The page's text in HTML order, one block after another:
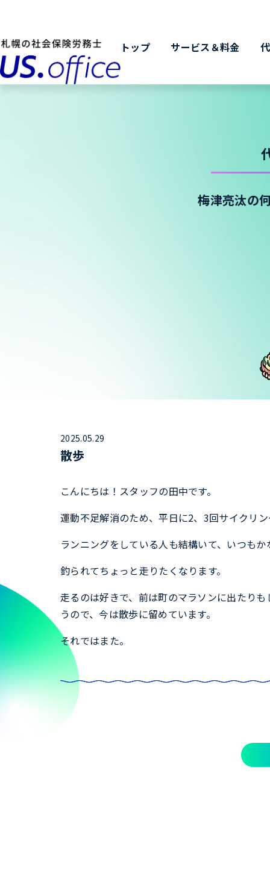
トップ サービス＆料金
梅津亮汰の
2025.05.29
散歩
こんにちは！スタッフの田中です。
運動不足解消のため、平日に2、3回サイクリ
ランニングをしている人も結構いて、いつも
釣られてちょっと走りたくなります。
走るのは好きで、前は町のマラソンに出たり
うので、今は散歩に留めています。
それではまた。